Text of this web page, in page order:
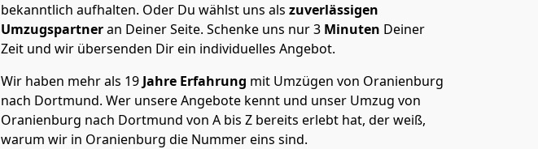
bekanntlich aufhalten. Oder Du wählst uns als zuverlässigen
Umzugspartneran Deiner Seite. Schenke uns nur3 Minuten Deiner
Zeit und wir übersenden Dir ein individuelles Angebot.
Wir haben mehr als 19 Jahre Erfahrung mit Umzügen von Oranienburg
nach Dortmund. Wer unsere Angebote kennt und unser Umzug von
Oranienburg nach Dortmund von A bis Z bereits erlebt hat, der weiß,
warum wir in Oranienburg die Nummer eins sind.